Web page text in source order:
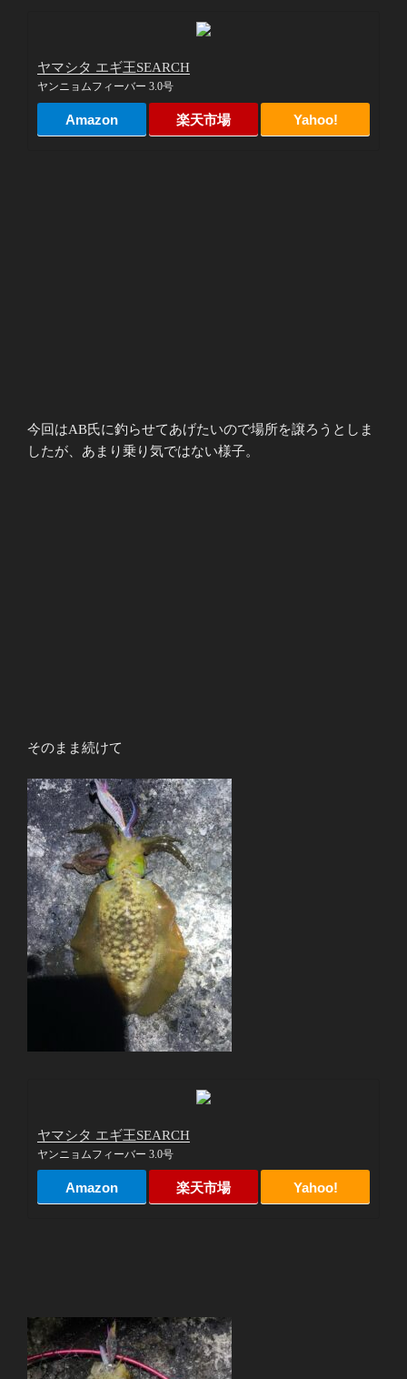
ヤマシタ エギ王SEARCH
ヤンニョムフィーバー 3.0号
Amazon 楽天市場 Yahoo!
今回はAB氏に釣らせてあげたいので場所を譲ろうとしま
したが、あまり乗り気ではない様子。
そのまま続けて
ヤマシタ エギ王SEARCH
ヤンニョムフィーバー 3.0号
Amazon 楽天市場 Yahoo!